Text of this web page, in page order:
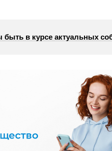
быть в курсе актуальных